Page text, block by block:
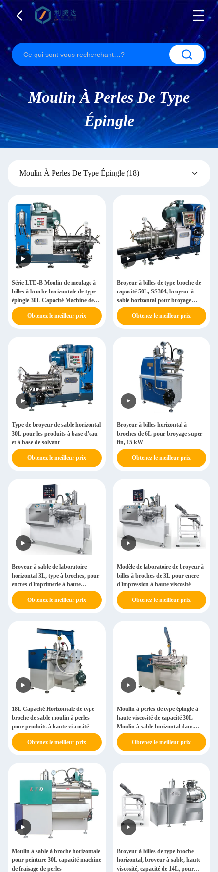
Moulin À Perles De Type
Épingle
Moulin À Perles De Type Épingle (18)
Série LTD-B Moulin de meulage à
billes à broche horizontale de type
épingle 30L Capacité Machine de
sable
Obtenez le meilleur prix
Broyeur à billes de type broche de
capacité 50L, SS304, broyeur à
sable horizontal pour broyage
superfine
Obtenez le meilleur prix
Type de broyeur de sable horizontal
30L pour les produits à base d'eau
et à base de solvant
Obtenez le meilleur prix
Broyeur à billes horizontal à
broches de 6L pour broyage super
fin, 15 kW
Obtenez le meilleur prix
Broyeur à sable de laboratoire
horizontal 3L, type à broches, pour
encres d'imprimerie à haute
viscosité
Obtenez le meilleur prix
Modèle de laboratoire de broyeur à
billes à broches de 3L pour encre
d'impression à haute viscosité
Obtenez le meilleur prix
18L Capacité Horizontale de type
broche de sable moulin à perles
pour produits à haute viscosité
Obtenez le meilleur prix
Moulin à perles de type épingle à
haute viscosité de capacité 30L
Moulin à sable horizontal dans
l'industrie de la peinture
Obtenez le meilleur prix
Moulin à sable à broche horizontale
pour peinture 30L capacité machine
de fraisage de perles
Broyeur à billes de type broche
horizontal, broyeur à sable, haute
viscosité, capacité de 14L, pour